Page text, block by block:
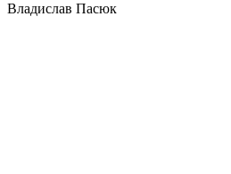
Владислав Пасюк